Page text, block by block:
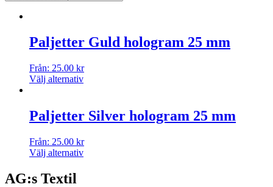
Paljetter Guld hologram 25 mm
Från: 25.00 kr
Välj alternativ
Paljetter Silver hologram 25 mm
Från: 25.00 kr
Välj alternativ
AG:s Textil